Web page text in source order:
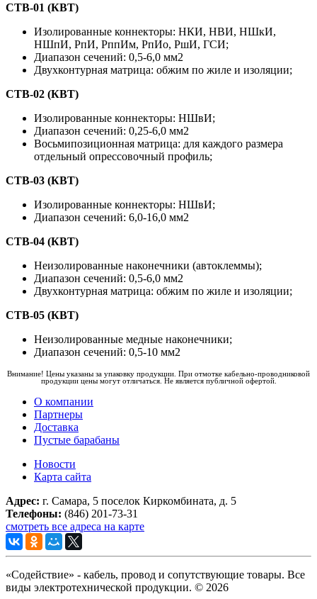
CTB-01 (КВТ)
Изолированные коннекторы: НКИ, НВИ, НШкИ,
НШпИ, РпИ, РппИм, РпИо, РшИ, ГСИ;
Диапазон сечений: 0,5-6,0 мм2
Двухконтурная матрица: обжим по жиле и изоляции;
CTB-02 (КВТ)
Изолированные коннекторы: НШвИ;
Диапазон сечений: 0,25-6,0 мм2
Восьмипозиционная матрица: для каждого размера
отдельный опрессовочный профиль;
CTB-03 (КВТ)
Изолированные коннекторы: НШвИ;
Диапазон сечений: 6,0-16,0 мм2
CTB-04 (КВТ)
Неизолированные наконечники (автоклеммы);
Диапазон сечений: 0,5-6,0 мм2
Двухконтурная матрица: обжим по жиле и изоляции;
CTB-05 (КВТ)
Неизолированные медные наконечники;
Диапазон сечений: 0,5-10 мм2
Внимание! Цены указаны за упаковку продукции. При отмотке кабельно-проводниковой
продукции цены могут отличаться. Не является публичной офертой.
О компании
Партнеры
Доставка
Пустые барабаны
Новости
Карта сайта
Адрес: г. Самара, 5 поселок Киркомбината, д. 5
Телефоны: (846) 201-73-31
смотреть все адреса на карте
«Содействие» - кабель, провод и сопутствующие товары. Все
виды электротехнической продукции. © 2026